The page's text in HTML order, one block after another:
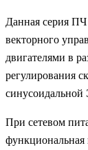
Данная серия ПЧ
векторного
двигателями в
регулирования
синусоидальной
При сетевом